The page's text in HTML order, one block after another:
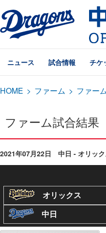
ニュース 試合情報 チケ
HOME > ファーム > ファー
ファーム試合結果
2021年07月22日 中日 - オリッ
オリックス
中日